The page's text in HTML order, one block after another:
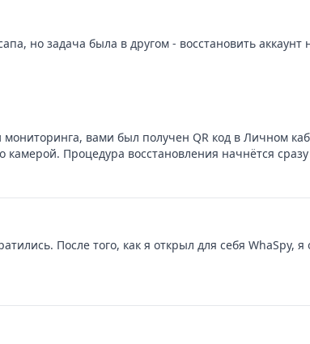
но задача была в другом - восстановить
мониторинга, вами был получен QR код в Личном
камерой. Процедура восстановления начнётся
После того, как я открыл для себя